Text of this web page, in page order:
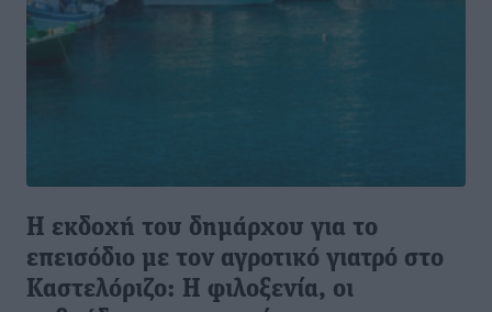
Η εκδοχή του δημάρχου για το
επεισόδιο με τον αγροτικό γιατρό στο
Καστελόριζο: Η φιλοξενία, οι